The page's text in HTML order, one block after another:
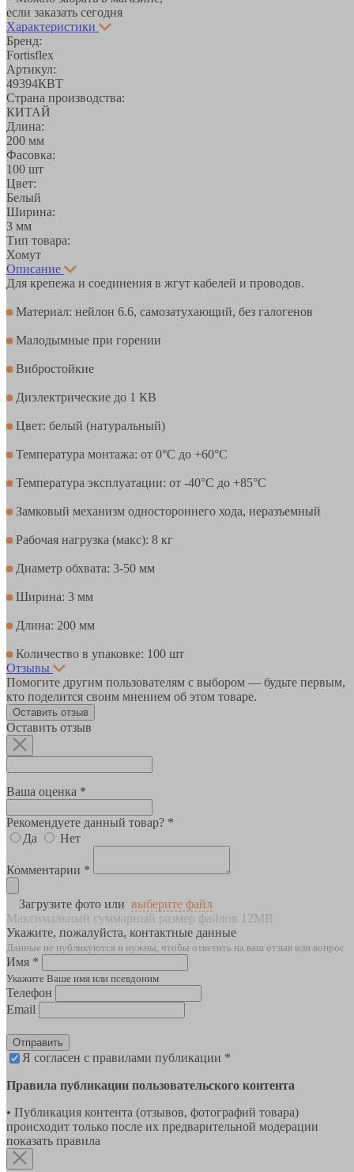
если заказать сегодня
Характеристики
Бренд:
Fortisflex
Артикул:
49394КВТ
Страна производства:
КИТАЙ
Длина:
200 мм
Фасовка:
100 шт
Цвет:
Белый
Ширина:
3 мм
Тип товара:
Хомут
Описание
Для крепежа и соединения в жгут кабелей и проводов.
Материал: нейлон 6.6, самозатухающий, без галогенов
Малодымные при горении
Вибростойкие
Диэлектрические до 1 КВ
Цвет: белый (натуральный)
Температура монтажа: от 0°С до +60°С
Температура эксплуатации: от -40°С до +85°С
Замковый механизм одностороннего хода, неразъемный
Рабочая нагрузка (макс): 8 кг
Диаметр обхвата: 3-50 мм
Ширина: 3 мм
Длина: 200 мм
Количество в упаковке: 100 шт
Отзывы
Помогите другим пользователям с выбором — будьте первым,
кто поделится своим мнением об этом товаре.
Оставить отзыв
Оставить отзыв
Ваша оценка *
Рекомендуете данный товар? *
Да
Нет
Комментарии *
Загрузите фото или выберите файл
Максимальный суммарный размер файлов 12MB
Укажите, пожалуйста, контактные данные
Данные не публикуются и нужны, чтобы ответить на ваш отзыв или вопрос
Имя *
Укажите Ваше имя или псевдоним
Телефон
Email
Отправить
Я согласен с правилами публикации *
Правила публикации пользовательского контента
• Публикация контента (отзывов, фотографий товара)
происходит только после их предварительной модерации
показать правила